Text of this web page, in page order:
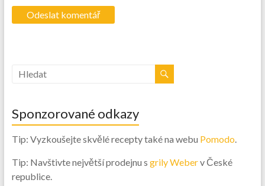
Sponzorované odkazy
Tip: Vyzkoušejte skvělé recepty také na webu Pomodo.
Tip: Navštivte největší prodejnu s grily Weberv České
republice.